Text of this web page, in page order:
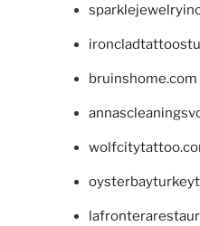
bruinshome.com